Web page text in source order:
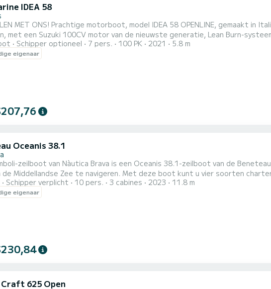
IDEA 58
IDEA 58 OPENLINE, gemaakt in Italië, 5.80 m lang en 2.40 m breed. Voor 7
met een Suzuki 100CV motor van de nieuwste generatie, Lean Burn-
is het niet toegestaan om het maximum aantal personen dat de
aansluiting, VHF
Schipper optioneel 7 pers. 100 PK 2021 5.8 m
eigenaar
Oceanis 38.1
zeilboot van Nàutica Brava is een Oceanis 38.1-zeilboot van de
Zee te navigeren. Met deze boot kunt u vier soorten charters uitvoeren: Zeilbootvertrek 1 dag
10:00 - 18:00 uur Op 1 dagafvaart kunt u van La Escala naar Cadaqués
Schipper verplicht 10 pers. 3 cabines 2023 11.8 m
eigenaar
625 Open